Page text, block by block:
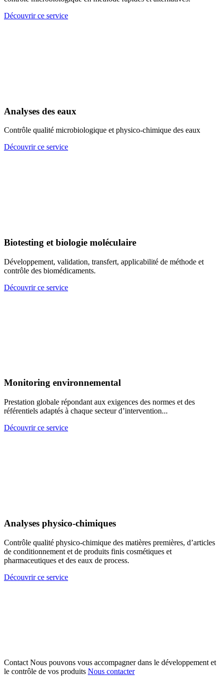
Découvrir ce service
Analyses des eaux
Contrôle qualité microbiologique et physico-chimique des eaux
Découvrir ce service
Biotesting et biologie moléculaire
Développement, validation, transfert, applicabilité de méthode et
contrôle des biomédicaments.
Découvrir ce service
Monitoring environnemental
Prestation globale répondant aux exigences des normes et des
référentiels adaptés à chaque secteur d’intervention...
Découvrir ce service
Analyses physico-chimiques
Contrôle qualité physico-chimique des matières premières, d’articles
de conditionnement et de produits finis cosmétiques et
pharmaceutiques et des eaux de process.
Découvrir ce service
Contact Nous pouvons vous accompagner dans le développement et
le contrôle de vos produits Nous contacter